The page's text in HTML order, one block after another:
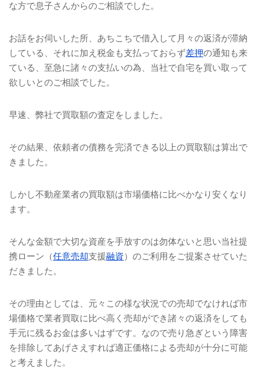
な方で息子さんからのご相談でした。
お話をお伺いした所、あちこちで借入して月々の返済が滞納
している、それに加え税金も支払っておらず差押の通知も来
ている、至急に諸々の支払いの為、当社で自宅を買い取って
欲しいとのご相談でした。
早速、弊社で買取額の査定をしました。
その結果、依頼者の債務を完済できる以上の買取額は算出で
きました。
しかし不動産業者の買取額は市場価格に比べかなり安くなり
ます。
そんな金額で大切な資産を手放すのは勿体ないと思い当社提
携ローン（任意売却支援融資）のご利用をご提案させていた
だきました。
その理由としては、元々この様な状況での売却でなければ市
場価格で業者買取に比べ高く売却ができ諸々の返済をしても
手元に残るお金は多いはずです。なので売り急ぎという障害
を排除してあげさえすれば適正価格による売却が十分に可能
と考えました。